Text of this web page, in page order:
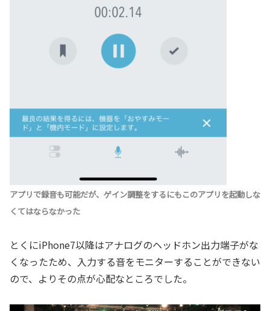
アプリで録音も可能だが、ゲイン調整をするにもこのアプリを起動しな
くてはならなかった
とくにiPhone7以降はアナログのヘッドホン出力端子がな
くなったため、入力する音をモニターすることができない
ので、よりその点が心配なところでした。